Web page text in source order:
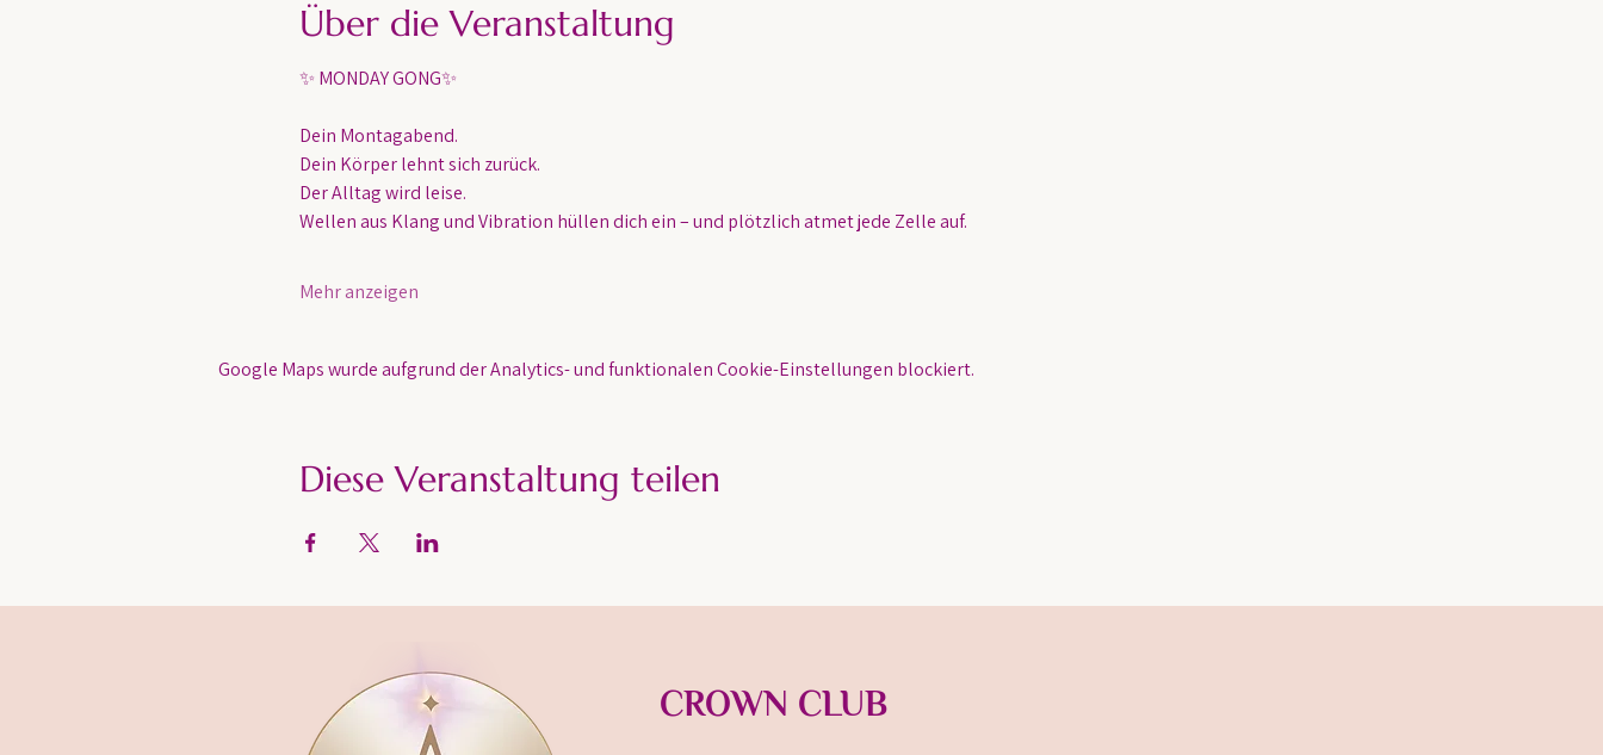
Über die Veranstaltung
✨ MONDAY GONG✨
Dein Montagabend.
Dein Körper lehnt sich zurück.
Der Alltag wird leise.
Wellen aus Klang und Vibration hüllen dich ein – und plötzlich atmet jede Zelle auf.
Mehr anzeigen
Google Maps wurde aufgrund der Analytics- und funktionalen Cookie-Einstellungen blockiert.
Diese Veranstaltung teilen
CROWN CLUB